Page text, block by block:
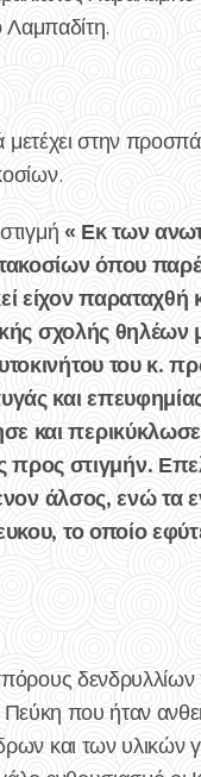
Λαμπαδίτη.
μετέχει στην
« Εκ των
όπου
είχον παραταχθή
σχολής
του κ.
και
και περικύκλωσε
στιγμήν.
άλσος, ενώ
το οποίο
δενδρυλλίων
που ήταν
και των υλικών